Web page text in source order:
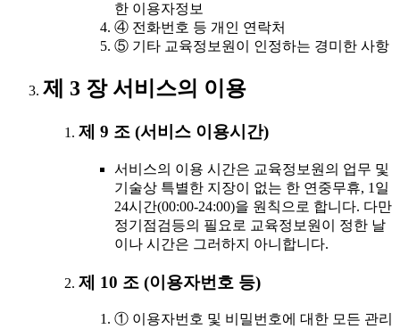
한 이용자정보
④ 전화번호 등 개인 연락처
⑤ 기타 교육정보원이 인정하는 경미한 사항
제 3 장 서비스의 이용
제 9 조 (서비스 이용시간)
서비스의 이용 시간은 교육정보원의 업무 및
기술상 특별한 지장이 없는 한 연중무휴, 1일
24시간(00:00-24:00)을 원칙으로 합니다. 다만
정기점검등의 필요로 교육정보원이 정한 날
이나 시간은 그러하지 아니합니다.
제 10 조 (이용자번호 등)
① 이용자번호 및 비밀번호에 대한 모든 관리